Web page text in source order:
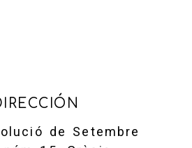
de Setembre